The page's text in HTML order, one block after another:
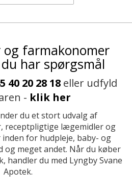
og farmakonomer
har spørgsmål
40 20 28 18eller udfyld
- klik her
du et stort udvalg af
receptpligtige lægemidler og
for hudpleje, baby- og
og meget andet. Når du køber
handler du med Lyngby Svane
Apotek.